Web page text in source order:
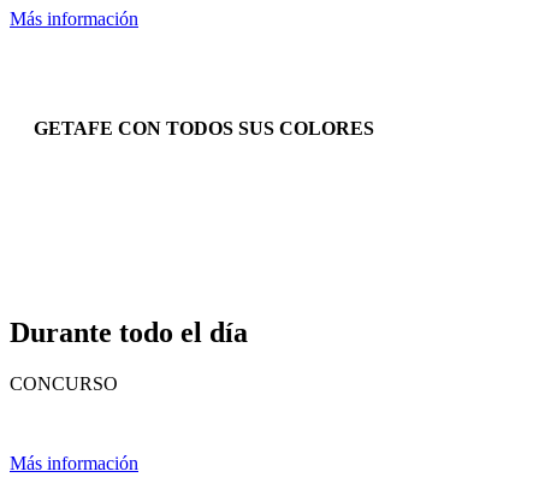
Más información
GETAFE CON TODOS SUS COLORES
Durante todo el día
CONCURSO
Más información